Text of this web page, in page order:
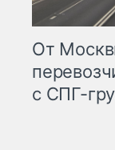
От
с СПГ-